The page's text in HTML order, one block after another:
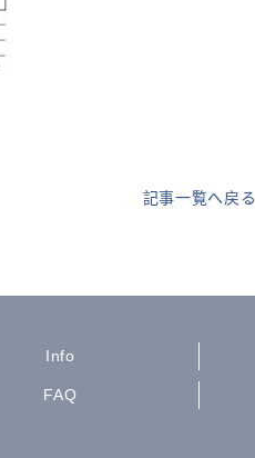
記事一覧へ戻る
Info
FAQ